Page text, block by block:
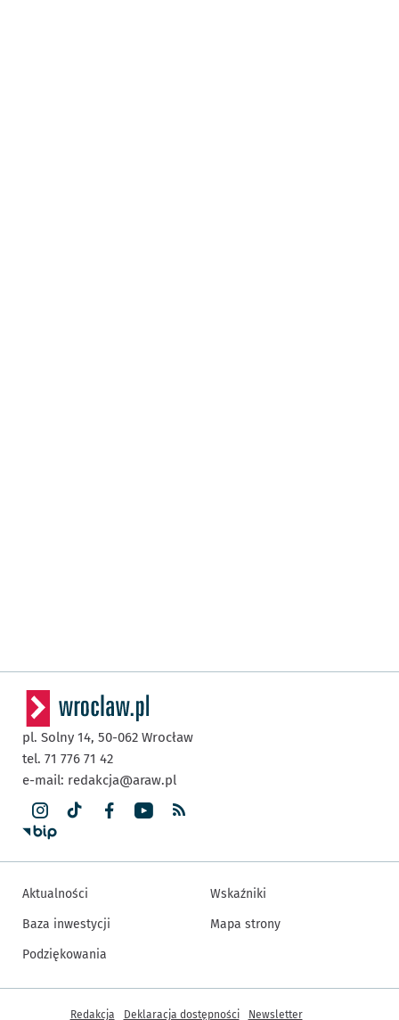
pl. Solny 14, 50-062 Wrocław
tel. 71 776 71 42
e-mail: redakcja@araw.pl
Aktualności
Baza inwestycji
Podziękowania
Wskaźniki
Mapa strony
Inne informacje
Redakcja Deklaracja dostępności Newsletter